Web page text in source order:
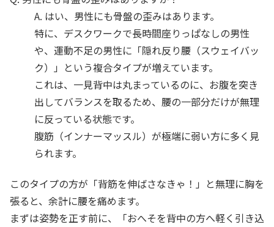
A. はい、男性にも骨盤の歪みはあります。
特に、デスクワークで長時間座りっぱなしの男性
や、運動不足の男性に「隠れ反り腰（スウェイバッ
ク）」という複合タイプが増えています。
これは、一見背中は丸まっているのに、お腹を突き
出してバランスを取るため、腰の一部分だけが無理
に反っている状態です。
腹筋（インナーマッスル）が極端に弱い方に多く見
られます。
このタイプの方が「背筋を伸ばさなきゃ！」と無理に胸を
張ると、余計に腰を痛めます。
まずは姿勢を正す前に、「おへそを背中の方へ軽く引き込